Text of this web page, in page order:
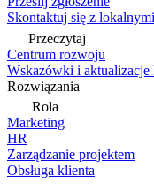
Skontaktuj się z
Przeczytaj
Centrum rozwoju
Wskazówki i
Rozwiązania
Rola
Marketing
HR
Zarządzanie projektem
Obsługa klienta